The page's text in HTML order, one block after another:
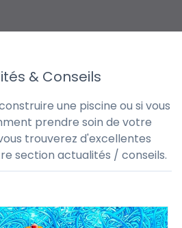
& Conseils
une piscine ou si vous
prendre soin de votre
trouverez d'excellentes
section actualités / conseils.